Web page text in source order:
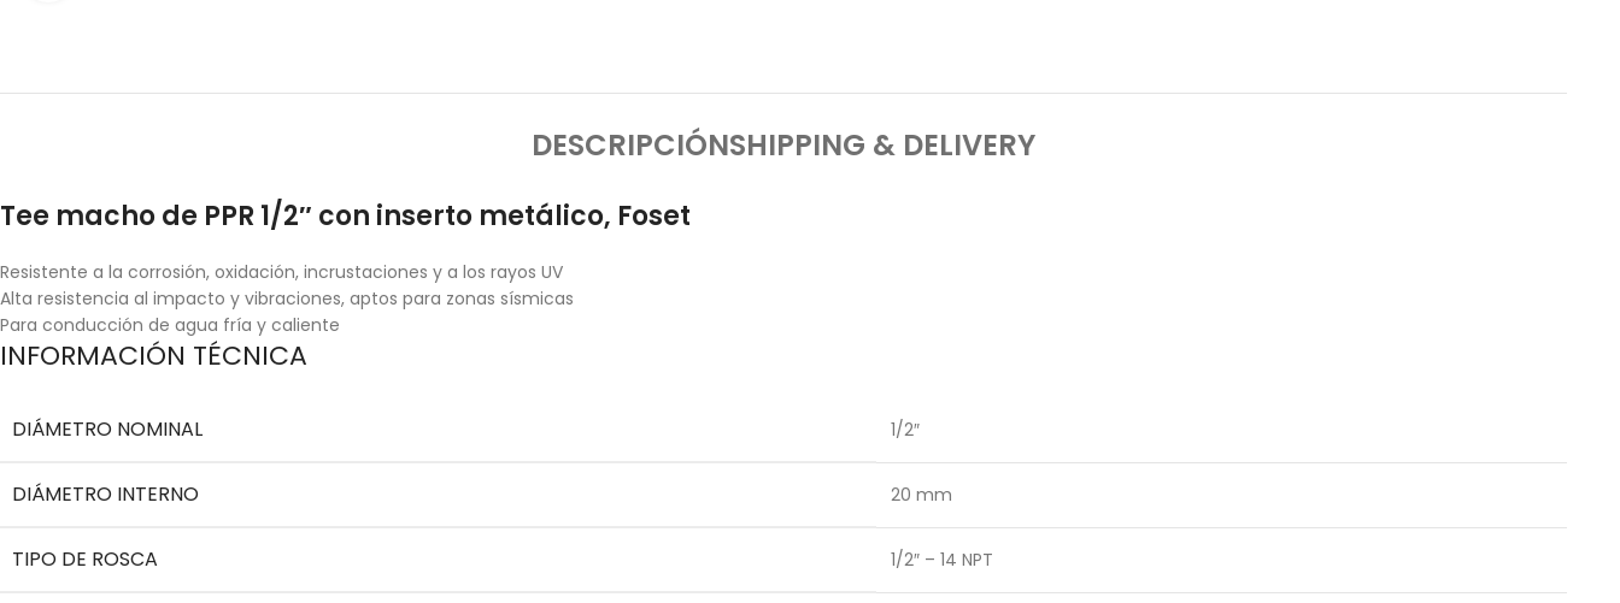
DESCRIPCIÓNSHIPPING & DELIVERY
Tee macho de PPR 1/2″ con inserto metálico, Foset
Resistente a la corrosión, oxidación, incrustaciones y a los rayos UV
Alta resistencia al impacto y vibraciones, aptos para zonas sísmicas
Para conducción de agua fría y caliente
INFORMACIÓN TÉCNICA
DIÁMETRO NOMINAL 1/2″
DIÁMETRO INTERNO 20 mm
TIPO DE ROSCA 1/2″ – 14 NPT